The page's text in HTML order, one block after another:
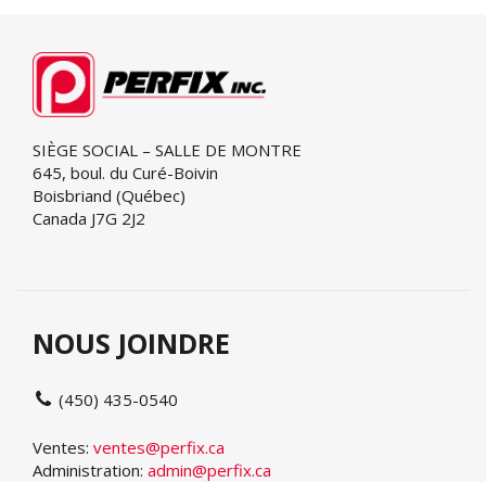
SIÈGE SOCIAL – SALLE DE MONTRE
645, boul. du Curé-Boivin
Boisbriand (Québec)
Canada J7G 2J2
NOUS JOINDRE
(450) 435-0540
Ventes: ventes@perfix.ca
Administration: admin@perfix.ca